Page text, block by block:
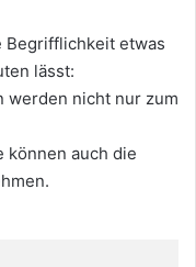
Begrifflichkeit etwas
lässt:
werden nicht nur zum
können auch die